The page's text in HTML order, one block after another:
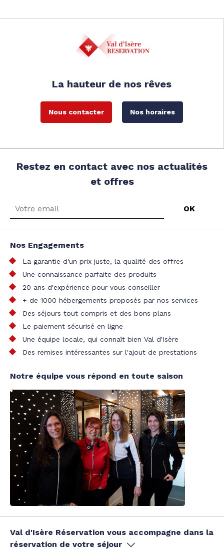
La hauteur de nos rêves
Nous contacter Nos horaires
Restez en contact avec nos actualités
et offres
Nos Engagements
La garantie d'un prix juste, la qualité des offres
Une connaissance parfaite des produits
20 ans d'expérience pour vous conseiller
+ de 1000 hébergements proposés par nos services
Des séjours tout compris et des bons plans
Le paiement sécurisé en ligne
Une équipe locale, qui connaît bien Val d'Isère
Des remises intéressantes sur l'ajout de prestations
Notre équipe vous répond en toute saison
Val d'Isère Réservation vous accompagne dans la
réservation de votre séjour